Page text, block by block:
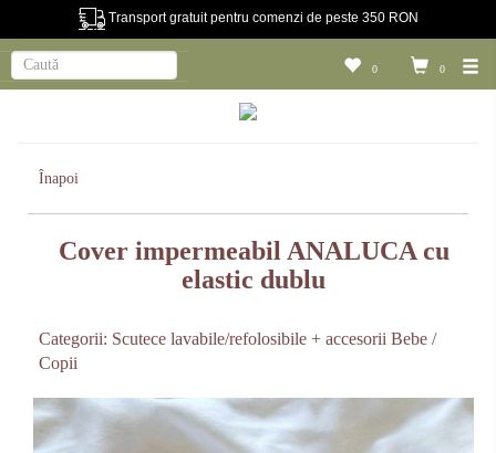
Transport gratuit pentru comenzi de peste 350 RON
0
0
Înapoi
Cover impermeabil ANALUCA cu
elastic dublu
Categorii: Scutece lavabile/refolosibile + accesorii Bebe /
Copii